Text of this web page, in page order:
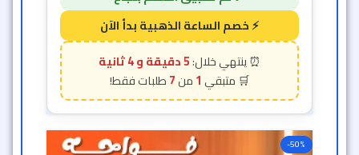
5 دقيقة و 2 ثانية
1
7
-50%